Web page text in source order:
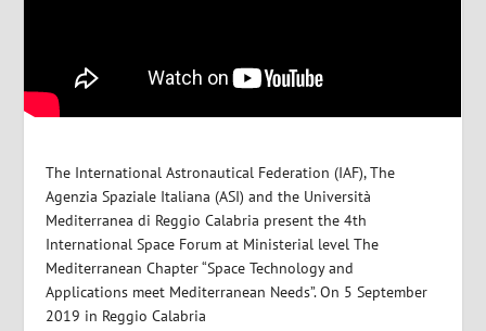
The International Astronautical Federation (IAF), The
Agenzia Spaziale Italiana (ASI) and the Università
Mediterranea di Reggio Calabria present the 4th
International Space Forum at Ministerial level The
Mediterranean Chapter “Space Technology and
Applications meet Mediterranean Needs”. On 5 September
2019 in Reggio Calabria